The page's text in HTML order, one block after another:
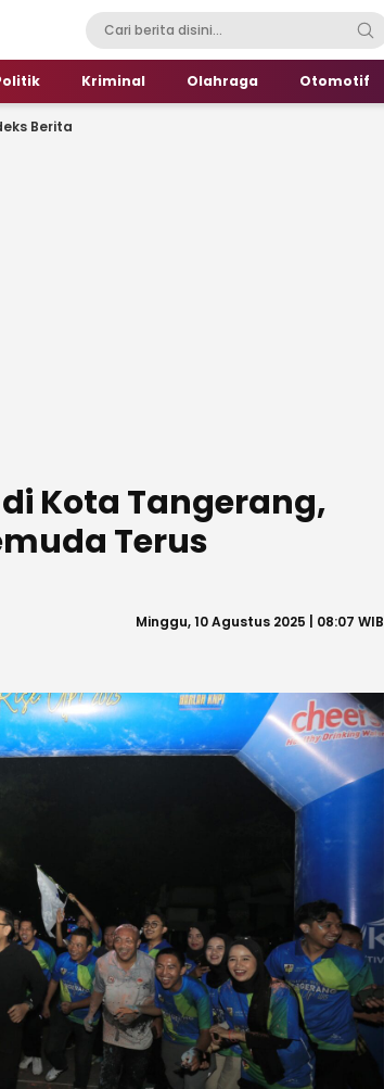
Kriminal Olahraga Otomotif
Berita
di Kota Tangerang,
Terus
Minggu, 10 Agustus 2025 | 08:07 WIB